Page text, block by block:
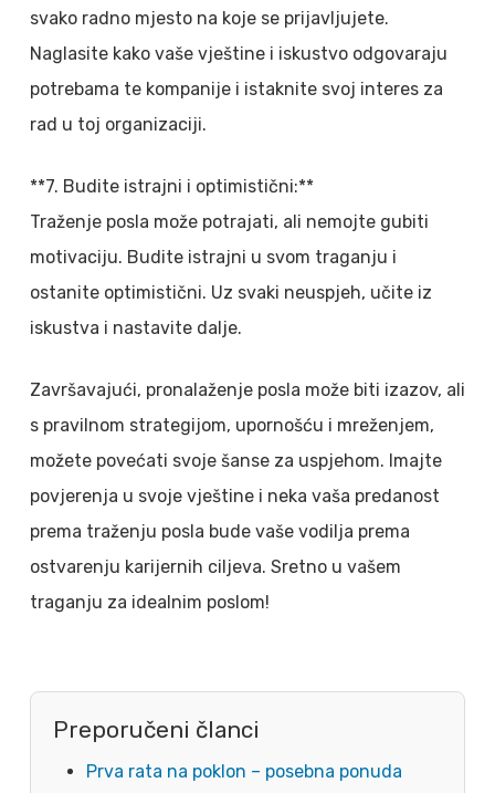
svako radno mjesto na koje se prijavljujete.
Naglasite kako vaše vještine i iskustvo odgovaraju
potrebama te kompanije i istaknite svoj interes za
rad u toj organizaciji.
**7. Budite istrajni i optimistični:**
Traženje posla može potrajati, ali nemojte gubiti
motivaciju. Budite istrajni u svom traganju i
ostanite optimistični. Uz svaki neuspjeh, učite iz
iskustva i nastavite dalje.
Završavajući, pronalaženje posla može biti izazov, ali
s pravilnom strategijom, upornošću i mreženjem,
možete povećati svoje šanse za uspjehom. Imajte
povjerenja u svoje vještine i neka vaša predanost
prema traženju posla bude vaše vodilja prema
ostvarenju karijernih ciljeva. Sretno u vašem
traganju za idealnim poslom!
Preporučeni članci
Prva rata na poklon – posebna ponuda